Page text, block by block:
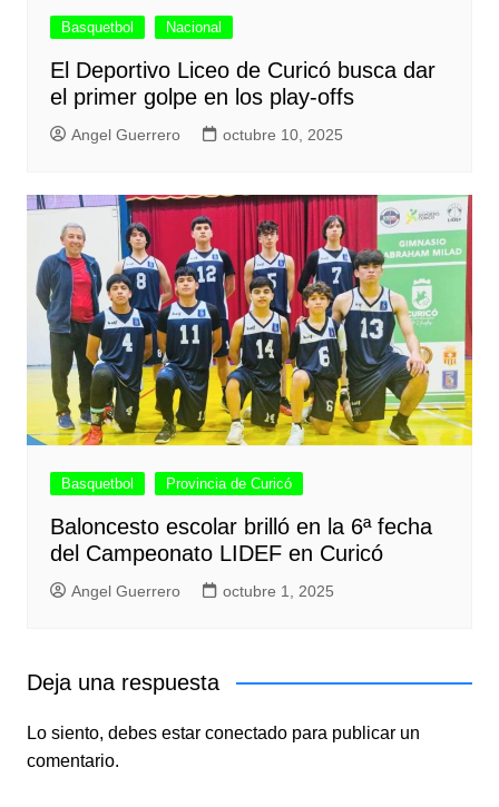
Basquetbol Nacional
El Deportivo Liceo de Curicó busca dar
el primer golpe en los play-offs
Angel Guerrero octubre 10, 2025
Basquetbol Provincia de Curicó
Baloncesto escolar brilló en la 6ª fecha
del Campeonato LIDEF en Curicó
Angel Guerrero octubre 1, 2025
Deja una respuesta
Lo siento, debes estar conectadopara publicar un
comentario.